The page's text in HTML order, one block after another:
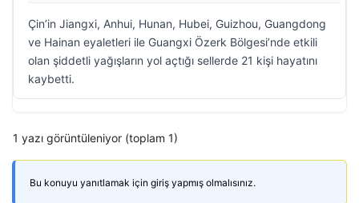
Çin’in Jiangxi, Anhui, Hunan, Hubei, Guizhou, Guangdong
ve Hainan eyaletleri ile Guangxi Özerk Bölgesi’nde etkili
olan şiddetli yağışların yol açtığı sellerde 21 kişi hayatını
kaybetti.
1 yazı görüntüleniyor (toplam 1)
Bu konuyu yanıtlamak için giriş yapmış olmalısınız.